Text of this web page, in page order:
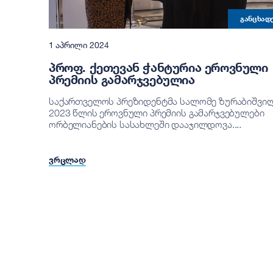
1 ᲐᲞᲠᲘᲚᲘ 2024
ᲞᲠᲝᲤ. ᲥᲔᲗᲔᲕᲐᲜ ᲭᲐᲜᲢᲣᲠᲘᲐ ᲔᲠᲝᲕᲜᲣᲚᲘ
ᲞᲠᲔᲛᲘᲘᲡ ᲒᲐᲛᲐᲠᲯᲕᲔᲑᲣᲚᲘᲐ
საქართველოს პრეზიდენტმა სალომე
2023 წლის ეროვნული პრემიის გამარჯვებულები
ორბელიანების სასახლეში დააჯილდოვა....
ᲕᲠᲪᲚᲐᲓ